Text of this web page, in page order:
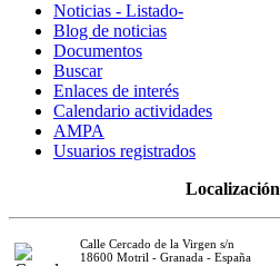
Noticias - Listado-
Blog de noticias
Documentos
Buscar
Enlaces de interés
Calendario actividades
AMPA
Usuarios registrados
Localización
Calle Cercado de la Virgen s/n
18600 Motril - Granada - España